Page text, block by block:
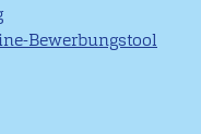
Bewerbungstool